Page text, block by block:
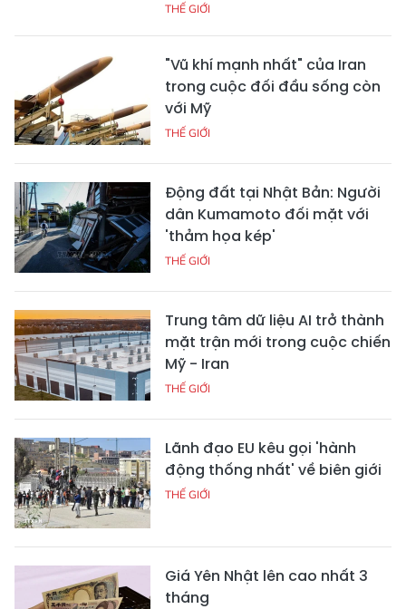
THẾ GIỚI
"Vũ khí mạnh nhất" của Iran
trong cuộc đối đầu sống còn
với Mỹ
THẾ GIỚI
Động đất tại Nhật Bản: Người
dân Kumamoto đối mặt với
'thảm họa kép'
THẾ GIỚI
Trung tâm dữ liệu AI trở thành
mặt trận mới trong cuộc chiến
Mỹ - Iran
THẾ GIỚI
Lãnh đạo EU kêu gọi 'hành
động thống nhất' về biên giới
THẾ GIỚI
Giá Yên Nhật lên cao nhất 3
tháng